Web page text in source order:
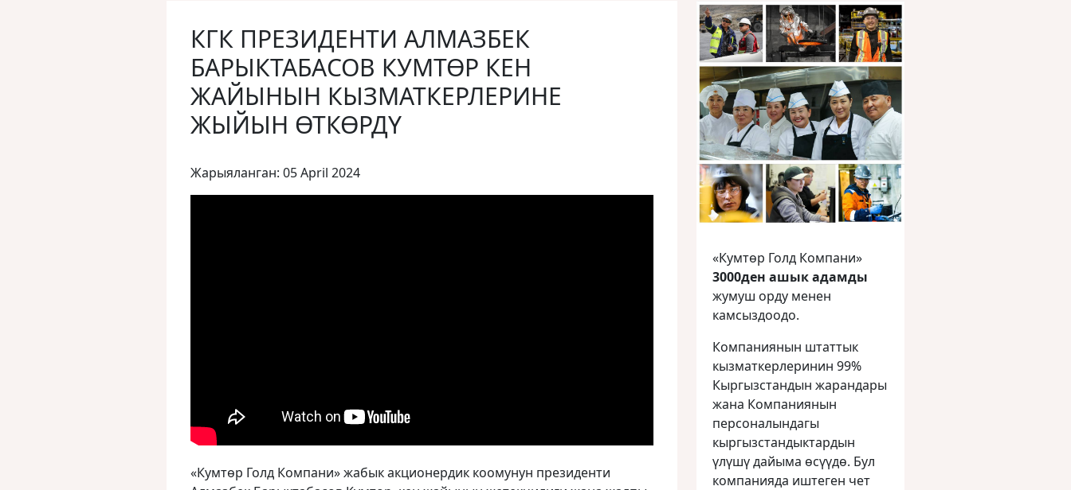
КГК ПРЕЗИДЕНТИ АЛМАЗБЕК
БАРЫКТАБАСОВ КУМТӨР КЕН
ЖАЙЫНЫН КЫЗМАТКЕРЛЕРИНЕ
ЖЫЙЫН ӨТКӨРДҮ
Жарыяланган: 05 April 2024
«Кумтөр Голд Компани» жабык акционердик коомунун президенти
«Кумтөр Голд Компани»
3000ден ашык адамды
жумуш орду менен
камсыздоодо.
Компаниянын штаттык
кызматкерлеринин 99%
Кыргызстандын жарандары
жана Компаниянын
персоналындагы
кыргызстандыктардын
үлүшү дайыма өсүүдө. Бул
компанияда иштеген чет